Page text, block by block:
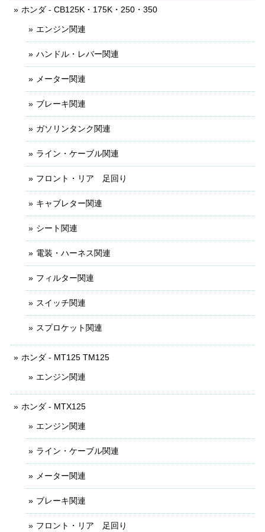
ホンダ - CB125K・175K・250・350
エンジン関連
ハンドル・レバー関連
メーター関連
ブレーキ関連
ガソリンタンク関連
ライン・ケーブル関連
フロント・リア 足回り
キャブレター関連
シート関連
電装・ハーネス関連
フィルター関連
スイッチ関連
スプロケット関連
ホンダ - MT125 TM125
エンジン関連
ホンダ - MTX125
エンジン関連
ライン・ケーブル関連
メーター関連
ブレーキ関連
フロント・リア 足回り